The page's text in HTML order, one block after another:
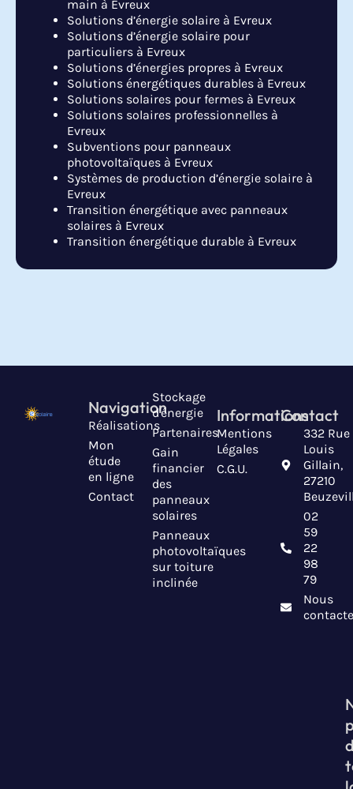
main à Evreux
Solutions d’énergie solaire à Evreux
Solutions d’énergie solaire pour
particuliers à Evreux
Solutions d’énergies propres à Evreux
Solutions énergétiques durables à Evreux
Solutions solaires pour fermes à Evreux
Solutions solaires professionnelles à
Evreux
Subventions pour panneaux
photovoltaïques à Evreux
Systèmes de production d’énergie solaire à
Evreux
Transition énergétique avec panneaux
solaires à Evreux
Transition énergétique durable à Evreux
Navigation
Réalisations
Mon
étude
en ligne
Contact
Stockage
d'énergie
Partenaires
Gain
financier
des
panneaux
solaires
Panneaux
photovoltaïques
sur toiture
inclinée
Informations
Mentions
Légales
C.G.U.
Contact
332 Rue
Louis
Gillain,
27210
02
59
22
98
79
Nous